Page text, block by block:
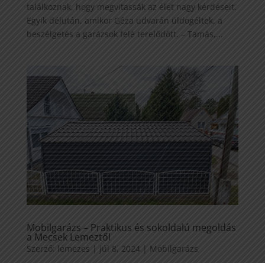
találkoznak, hogy megvitassák az élet nagy kérdéseit.
Egyik délután, amikor Géza udvarán üldögéltek, a
beszélgetés a garázsok felé terelődött. – Tamás,...
Mobilgarázs – Praktikus és sokoldalú megoldás
a Mecsek Lemeztől
Szerző: lemezes júl 8, 2024| Mobilgarázs